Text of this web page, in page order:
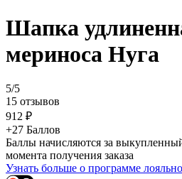
Шапка
мериноса Нуга
5/5
15 отзывов
912 ₽
+27 Баллов
Баллы начисляются за
момента получения заказа
Узнать больше о программе